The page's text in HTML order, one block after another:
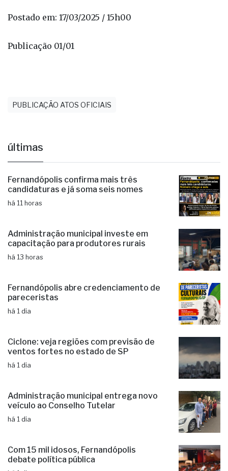
Postado em: 17/03/2025 / 15h00
Publicação 01/01
PUBLICAÇÃO ATOS OFICIAIS
últimas
Fernandópolis confirma mais três
candidaturas e já soma seis nomes
há 11 horas
Administração municipal investe em
capacitação para produtores rurais
há 13 horas
Fernandópolis abre credenciamento de
pareceristas
há 1 dia
Ciclone: veja regiões com previsão de
ventos fortes no estado de SP
há 1 dia
Administração municipal entrega novo
veículo ao Conselho Tutelar
há 1 dia
Com 15 mil idosos, Fernandópolis
debate política pública